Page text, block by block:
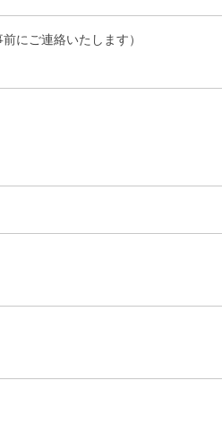
にご連絡いたします）